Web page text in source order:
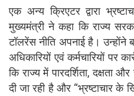
एक अन्य क्रिएटर द्वारा
मुख्यमंत्री ने कहा कि राज्य
टॉलरेंस नीति अपनाई है।
अधिकारियों एवं कर्मचारियों पर
कि राज्य में पारदर्शिता, दक्षता
दी जा रही है और “भ्रष्टाचार के